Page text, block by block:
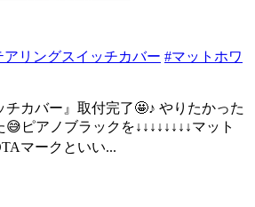
アリングスイッチカバー #マットホワ
チカバー』取付完了🤩♪ やりたかった
ピアノブラックを↓↓↓↓↓↓↓↓マット
マークといい...